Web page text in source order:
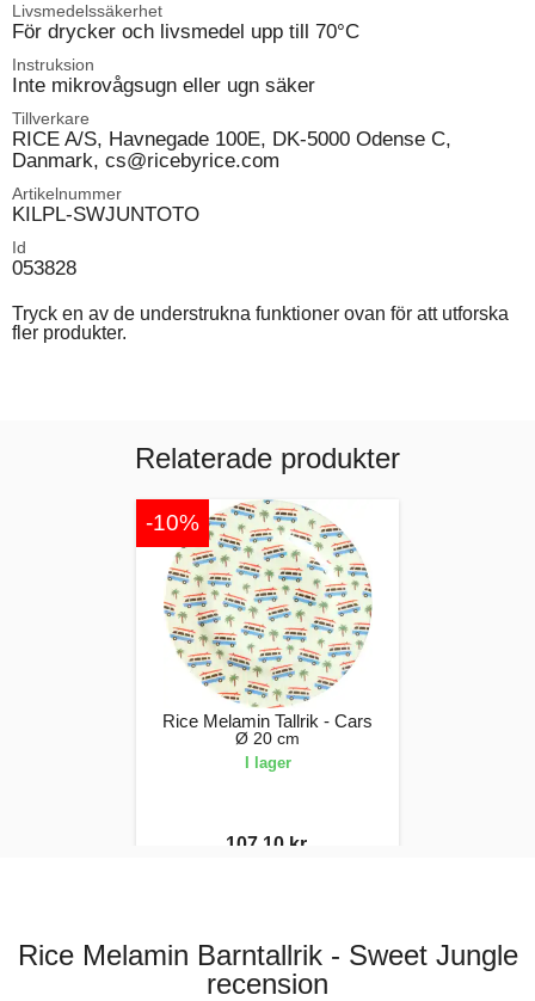
Livsmedelssäkerhet
För drycker och livsmedel upp till 70°C
Instruksion
Inte mikrovågsugn eller ugn säker
Tillverkare
RICE A/S, Havnegade 100E, DK-5000 Odense C,
Danmark, cs@ricebyrice.com
Artikelnummer
KILPL-SWJUNTOTO
Id
053828
Tryck en av de understrukna funktioner ovan för att utforska
fler produkter.
Relaterade produkter
-10%
Rice Melamin Tallrik - Cars
Ø 20 cm
I lager
107,10 kr.
Rice Melamin Barntallrik - Sweet Jungle
recension